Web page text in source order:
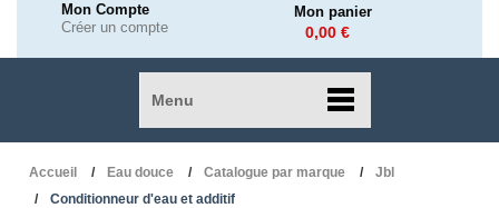
Mon Compte
Créer un compte
Mon panier
0,00 €
Menu
Accueil Eau douce Catalogue par marque
Jbl
Conditionneur d'eau et additif